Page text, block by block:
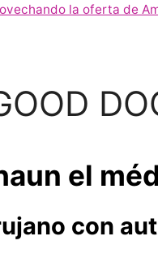
la oferta de
el
con